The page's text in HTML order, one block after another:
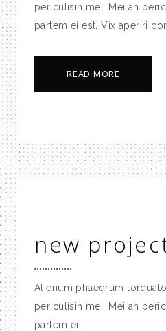
periculisin mei. Mei an
partem ei est. Vix aperiri
READ MORE
new
Alienum phaedrum
periculisin mei. Mei an
partem ei.